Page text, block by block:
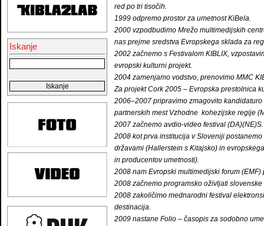
Iskanje
red po tri tisočih.
1999 odpremo prostor za umetnost KiBela.
2000 vzpodbudimo Mrežo multimedijskih
nas prejme sredstva Evropskega sklada za
2002 začnemo s Festivalom KIBLIX,
evropski kulturni projekt.
2004 zamenjamo vodstvo, prenovimo MMC
Za projekt Cork 2005 – Evropska prestolnica
2006–2007 pripravimo zmagovito
partnerskih mest Vzhodne kohezijske regije
2007 začnemo avdio-video festival (DA)(NE)S.
2008 kot prva institucija v Sloveniji
državami (Hallerstein s Kitajsko) in
in producentov umetnosti).
2008 nam Evropski multimedijski forum
2008 začnemo programsko oživljati
2008 zakoličimo mednarodni festival
destinacija.
2009 nastane Folio – časopis za sodobno